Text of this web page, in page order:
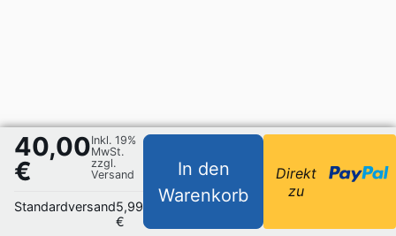
40,00
€
Inkl. 19%
MwSt.
zzgl.
Versand
Standardversand5,99
€
In den
Warenkorb
Direkt
zu